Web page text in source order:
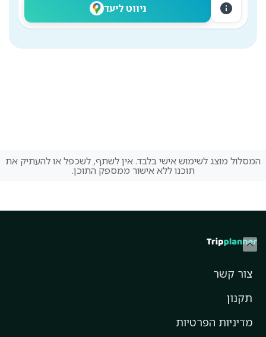
ניווט ליעד info
המסלול מוצג לשימוש אישי בלבד. אין לשתף, לשכפל או להעתיק את
תוכנו ללא אישור ממספק התוכן.
צור קשר
תקנון
מדיניות הפרטיות